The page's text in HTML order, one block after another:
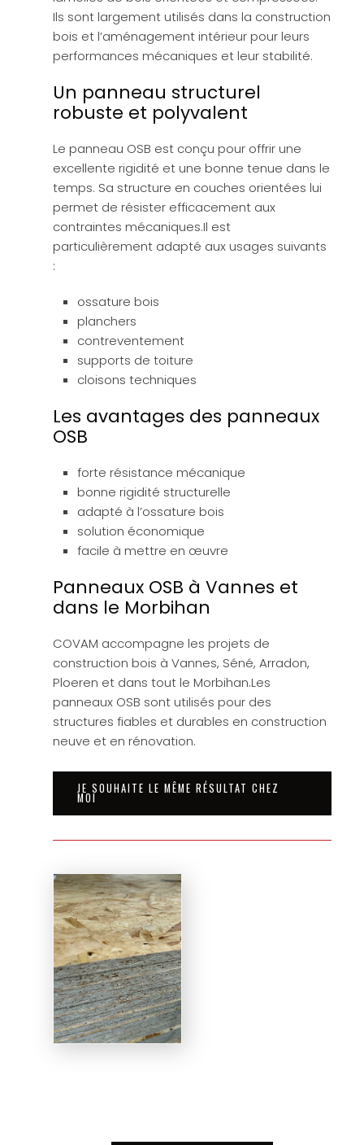
Ils sont largement utilisés dans la construction
bois et l’aménagement intérieur pour leurs
performances mécaniques et leur stabilité.
Un panneau structurel
robuste et polyvalent
Le panneau OSB est conçu pour offrir une
excellente rigidité et une bonne tenue dans le
temps. Sa structure en couches orientées lui
permet de résister efficacement aux
contraintes mécaniques.Il est
particulièrement adapté aux usages suivants
:
ossature bois
planchers
contreventement
supports de toiture
cloisons techniques
Les avantages des panneaux
OSB
forte résistance mécanique
bonne rigidité structurelle
adapté à l’ossature bois
solution économique
facile à mettre en œuvre
Panneaux OSB à Vannes et
dans le Morbihan
COVAM accompagne les projets de
construction bois à Vannes, Séné, Arradon,
Ploeren et dans tout le Morbihan.Les
panneaux OSB sont utilisés pour des
structures fiables et durables en construction
neuve et en rénovation.
JE SOUHAITE LE MÊME RÉSULTAT CHEZ
MOI